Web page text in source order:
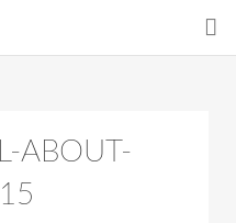
ABOUT-